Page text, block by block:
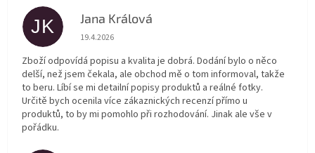
JK Jana Králová
Hodnocení obchodu je 5 z 5 hvězdiček.
19.4.2026
Zboží odpovídá popisu a kvalita je dobrá. Dodání bylo o něco
delší, než jsem čekala, ale obchod mě o tom informoval, takže
to beru. Líbí se mi detailní popisy produktů a reálné fotky.
Určitě bych ocenila více zákaznických recenzí přímo u
produktů, to by mi pomohlo při rozhodování. Jinak ale vše v
pořádku.